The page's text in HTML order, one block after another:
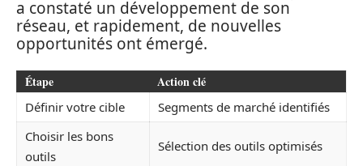
a constaté un développement de son
réseau, et rapidement, de nouvelles
opportunités ont émergé.
Étape Action clé
Définir votre cible
Segments de marché identifiés
Choisir les bons
outils
Sélection des outils optimisés